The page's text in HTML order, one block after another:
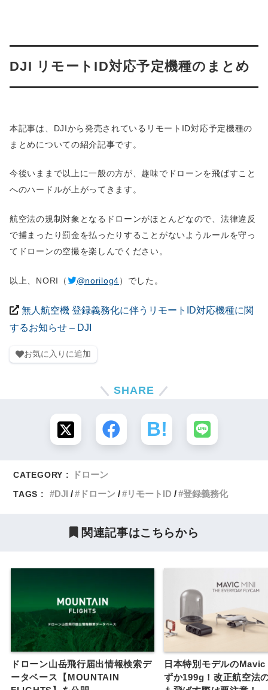
DJI リモートID対応予定機種のまとめ
本記事は、DJIから発売されているリモートID対応予定機種の
まとめについての紹介記事です。
今後いままで以上に一般の方が、趣味でドローンを飛ばすこと
へのハードルが上がってきます。
航空法の規制対象となるドローンがほとんどなので、法律違反
で捕まったり罰金を払ったりすることがないようルールを守っ
てドローンの空撮を楽しんでください。
以上、NORI（ @norilog4）でした。
無人航空機 登録義務化に伴うリモートID対応機種に関
するお知らせ – DJI
お気に入りに追加
SHARE
CATEGORY : ドローン
TAGS : DJI ドローン リモートID 登録義務化
関連記事はこちらから
ドローン山岳飛行届出情報検索デ
ータベース【MOUNTAIN
日本特別モデルの
ずか199g！改正航空法